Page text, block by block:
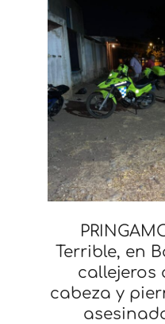
Terrible, en
callejeros
cabeza y